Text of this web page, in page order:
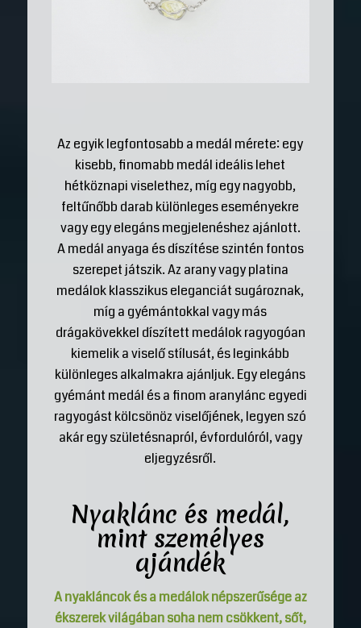
Az egyik legfontosabb a medál mérete: egy
kisebb, finomabb medál ideális lehet
hétköznapi viselethez, míg egy nagyobb,
feltűnőbb darab különleges eseményekre
vagy egy elegáns megjelenéshez ajánlott.
A medál anyaga és díszítése szintén fontos
szerepet játszik. Az arany vagy platina
medálok klasszikus eleganciát sugároznak,
míg a gyémántokkal vagy más
drágakövekkel díszített medálok ragyogóan
kiemelik a viselő stílusát, és leginkább
különleges alkalmakra ajánljuk. Egy elegáns
gyémánt medál és a finom aranylánc egyedi
ragyogást kölcsönöz viselőjének, legyen szó
akár egy születésnapról, évfordulóról, vagy
eljegyzésről.
Nyaklánc és medál,
mint személyes
ajándék
A nyakláncok és a medálok népszerűsége az
ékszerek világában soha nem csökkent, sőt,